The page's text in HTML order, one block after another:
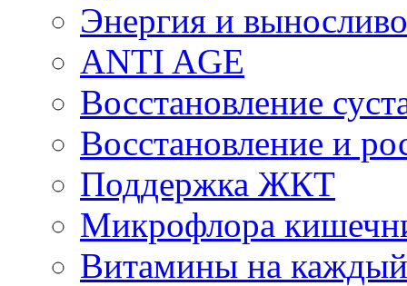
Энергия и
ANTI AGE
Восстановление
Восстановление и
Поддержка ЖКТ
Микрофлора
Витамины на